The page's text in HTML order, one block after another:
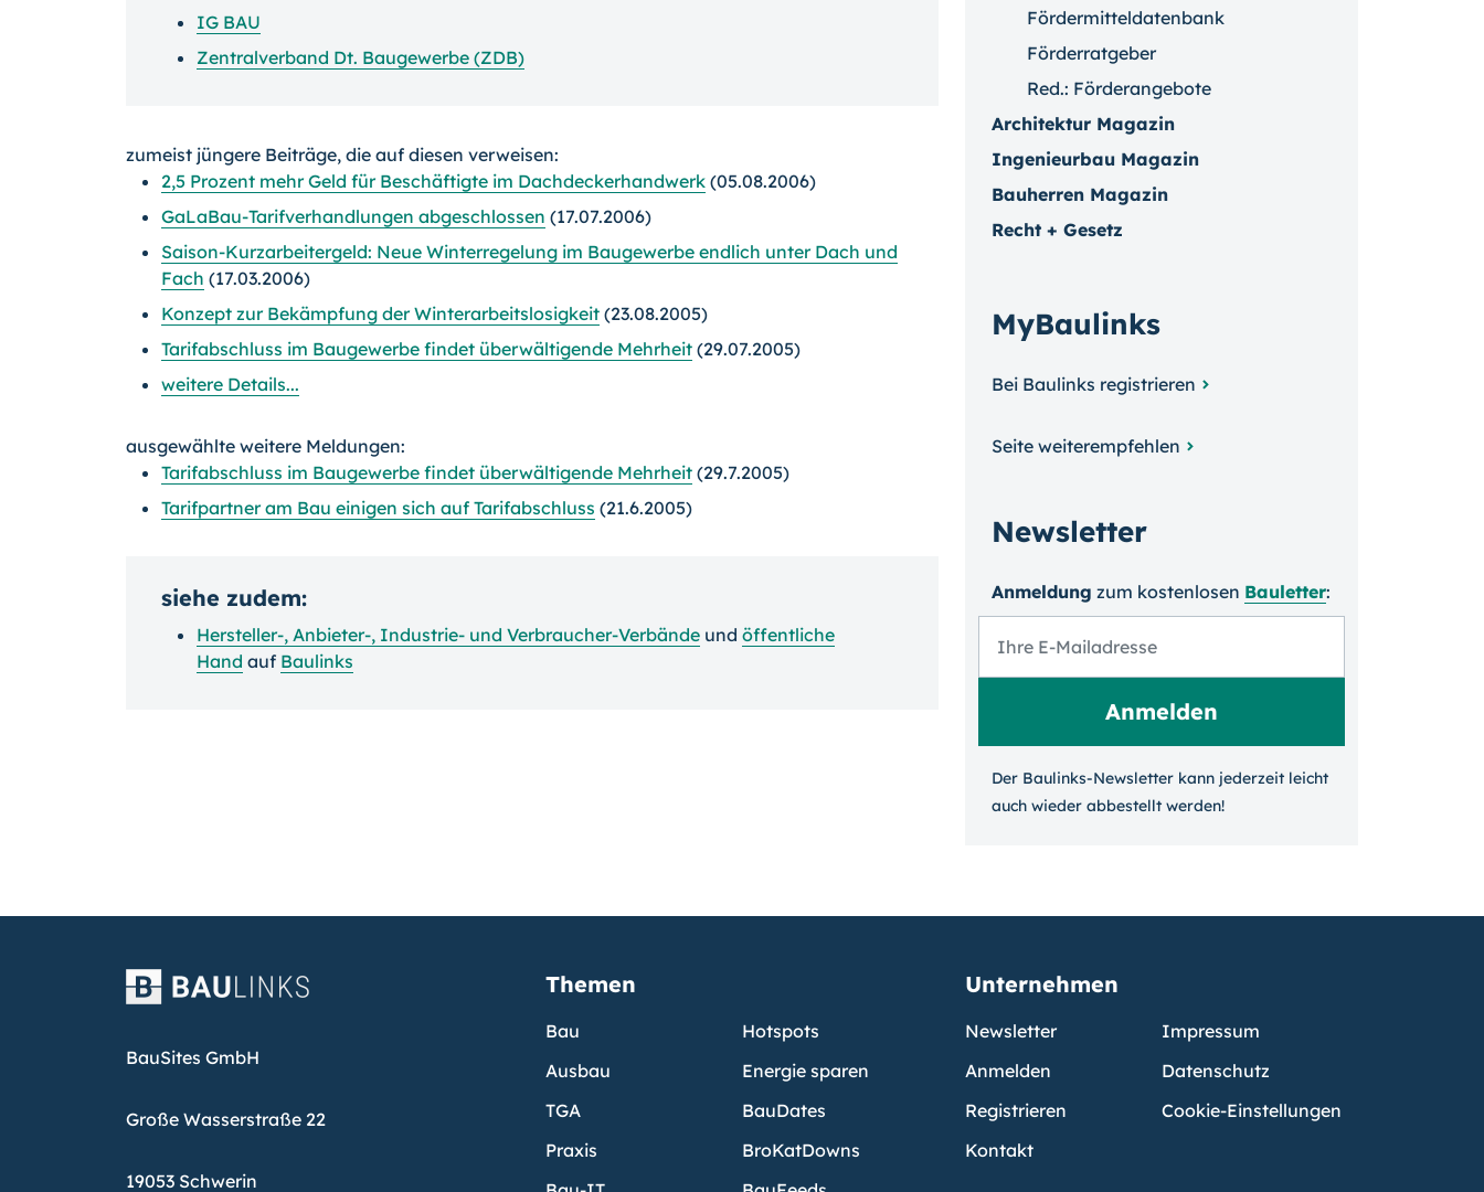
IG BAU
Zentralverband Dt. Baugewerbe (ZDB)
zumeist jüngere Beiträge, die auf diesen verweisen:
2,5 Prozent mehr Geld für Beschäftigte im Dachdeckerhandwerk (05.08.2006)
GaLaBau-Tarifverhandlungen abgeschlossen (17.07.2006)
Saison-Kurzarbeitergeld: Neue Winterregelung im Baugewerbe endlich unter Dach und
Fach (17.03.2006)
Konzept zur Bekämpfung der Winterarbeitslosigkeit (23.08.2005)
Tarifabschluss im Baugewerbe findet überwältigende Mehrheit (29.07.2005)
weitere Details...
ausgewählte weitere Meldungen:
Tarifabschluss im Baugewerbe findet überwältigende Mehrheit (29.7.2005)
Tarifpartner am Bau einigen sich auf Tarifabschluss (21.6.2005)
siehe zudem:
Hersteller-, Anbieter-, Industrie- und Verbraucher-Verbände und öffentliche
Hand auf Baulinks
Fördermitteldatenbank
Förderratgeber
Red.: Förderangebote
Architektur Magazin
Ingenieurbau Magazin
Bauherren Magazin
Recht + Gesetz
MyBaulinks
Bei Baulinks registrieren
Seite weiterempfehlen
Newsletter
Anmeldung zum kosten­losen Bauletter:
Der Baulinks-Newsletter kann jeder­zeit leicht
auch wieder ab­bestellt werden!
BauSites GmbH
Große Wasserstraße 22
19053 Schwerin
Themen
Bau
Ausbau
TGA
Praxis
Hotspots
Energie sparen
BauDates
BroKatDowns
Unternehmen
Newsletter
Anmelden
Registrieren
Kontakt
Impressum
Datenschutz
Cookie-Einstellungen